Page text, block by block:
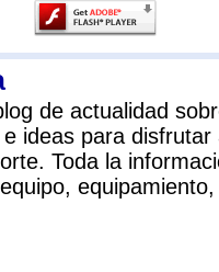
de actualidad
ideas para disfrutar
Toda la